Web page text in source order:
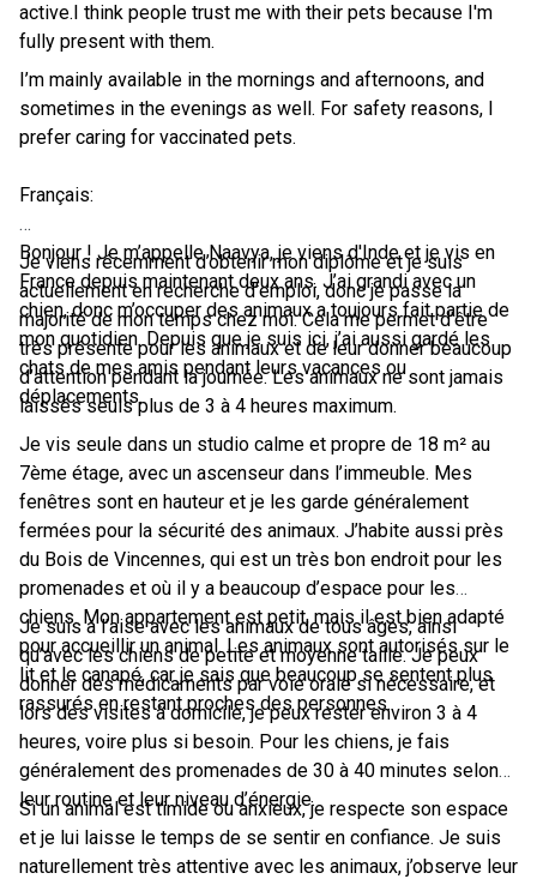
active.I think people trust me with their pets because I'm
fully present with them.
I’m mainly available in the mornings and afternoons, and
sometimes in the evenings as well. For safety reasons, I
prefer caring for vaccinated pets.
Français:
Bonjour ! Je m’appelle Naavya, je viens d'Inde et je vis en
France depuis maintenant deux ans. J’ai grandi avec un
chien, donc m’occuper des animaux a toujours fait partie de
mon quotidien. Depuis que je suis ici, j’ai aussi gardé les
chats de mes amis pendant leurs vacances ou
déplacements.
Je viens récemment d’obtenir mon diplôme et je suis
actuellement en recherche d’emploi, donc je passe la
majorité de mon temps chez moi. Cela me permet d’être
très présente pour les animaux et de leur donner beaucoup
d’attention pendant la journée. Les animaux ne sont jamais
laissés seuls plus de 3 à 4 heures maximum.
Je vis seule dans un studio calme et propre de 18 m² au
7ème étage, avec un ascenseur dans l’immeuble. Mes
fenêtres sont en hauteur et je les garde généralement
fermées pour la sécurité des animaux. J’habite aussi près
du Bois de Vincennes, qui est un très bon endroit pour les
promenades et où il y a beaucoup d’espace pour les
chiens. Mon appartement est petit, mais il est bien adapté
pour accueillir un animal. Les animaux sont autorisés sur le
lit et le canapé, car je sais que beaucoup se sentent plus
rassurés en restant proches des personnes.
Je suis à l’aise avec les animaux de tous âges, ainsi
qu’avec les chiens de petite et moyenne taille. Je peux
donner des médicaments par voie orale si nécessaire, et
lors des visites à domicile, je peux rester environ 3 à 4
heures, voire plus si besoin. Pour les chiens, je fais
généralement des promenades de 30 à 40 minutes selon
leur routine et leur niveau d’énergie.
Si un animal est timide ou anxieux, je respecte son espace
et je lui laisse le temps de se sentir en confiance. Je suis
naturellement très attentive avec les animaux, j’observe leur